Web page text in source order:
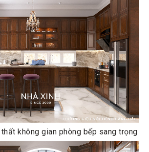
không gian phòng bếp sang trọng